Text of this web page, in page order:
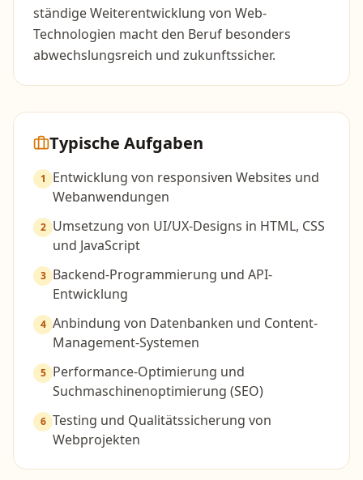
ständige Weiterentwicklung von Web-
Technologien macht den Beruf besonders
abwechslungsreich und zukunftssicher.
Typische Aufgaben
1
Entwicklung von responsiven Websites und
Webanwendungen
2 Umsetzung von UI/UX-Designs in HTML, CSS
und JavaScript
3 Backend-Programmierung und API-
Entwicklung
4 Anbindung von Datenbanken und Content-
Management-Systemen
5 Performance-Optimierung und
Suchmaschinenoptimierung (SEO)
6 Testing und Qualitätssicherung von
Webprojekten